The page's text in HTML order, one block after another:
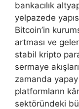
bankacılık
yelpazede
Bitcoin’in
artması ve
stabil kripto
sermaye
zamanda
platformların
sektöründeki